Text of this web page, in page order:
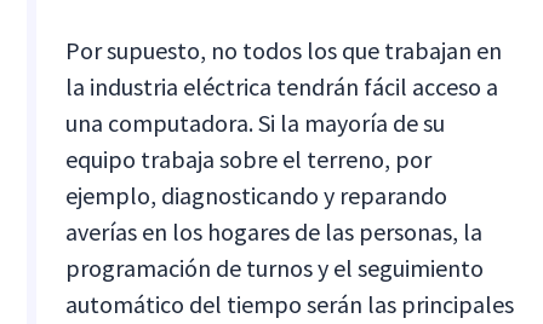
Por supuesto, no todos los que trabajan en
la industria eléctrica tendrán fácil acceso a
una computadora. Si la mayoría de su
equipo trabaja sobre el terreno, por
ejemplo, diagnosticando y reparando
averías en los hogares de las personas, la
programación de turnos y el seguimiento
automático del tiempo serán las principales